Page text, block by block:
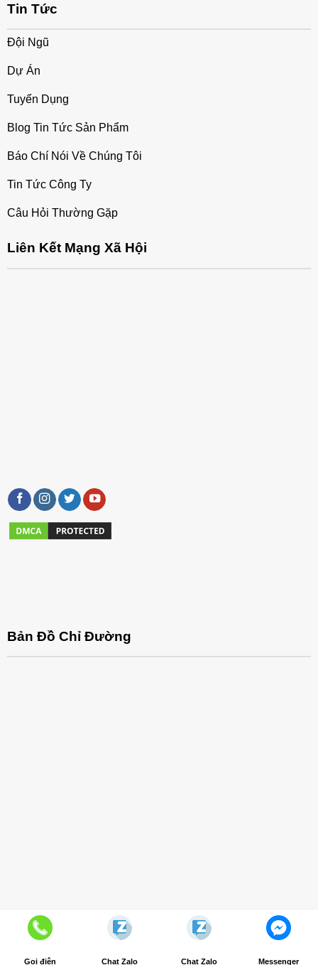
Tin Tức
Đội Ngũ
Dự Án
Tuyển Dụng
Blog Tin Tức Sản Phẩm
Báo Chí Nói Về Chúng Tôi
Tin Tức Công Ty
Câu Hỏi Thường Gặp
Liên Kết Mạng Xã Hội
Bản Đồ Chỉ Đường
Giới Thiệu Nội Thất Office Liên Hệ
Gọi điện Chat Zalo Chat Zalo Messenger